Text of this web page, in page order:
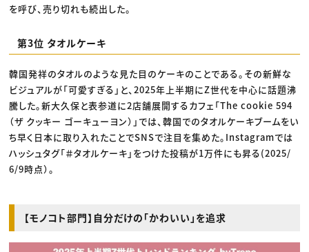
を呼び、売り切れも続出した。
第3位 タオルケーキ
韓国発祥のタオルのような見た目のケーキのことである。その新鮮な
ビジュアルが「可愛すぎる」と、2025年上半期にZ世代を中心に話題沸
騰した。新大久保と表参道に2店舗展開するカフェ「The cookie 594
（ザ クッキー ゴーキューヨン）」では、韓国でのタオルケーキブームをい
ち早く日本に取り入れたことでSNSで注目を集めた。Instagramでは
ハッシュタグ「＃タオルケーキ」をつけた投稿が1万件にも昇る(2025/
6/9時点）。
【モノコト部門】自分だけの「かわいい」を追求